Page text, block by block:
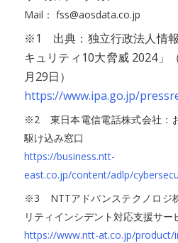
Mail： fss@aosdata.co.jp
※1 出典：独立行政法人情
キュリティ10大脅威 2024」
月29日）
https://www.ipa.go.jp/
※2 東日本電信電話株式会社：
駆け込み窓口
https://business.ntt-
east.co.jp/content/adlp/
※3 NTTアドバンステクノロジ
リティインシデント対応支援サー
https://www.ntt-at.co.jp/product/